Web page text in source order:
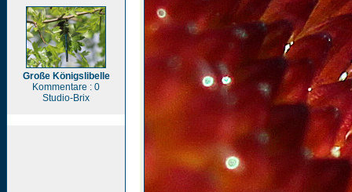
Große Königslibelle
Kommentare : 0
Studio-Brix